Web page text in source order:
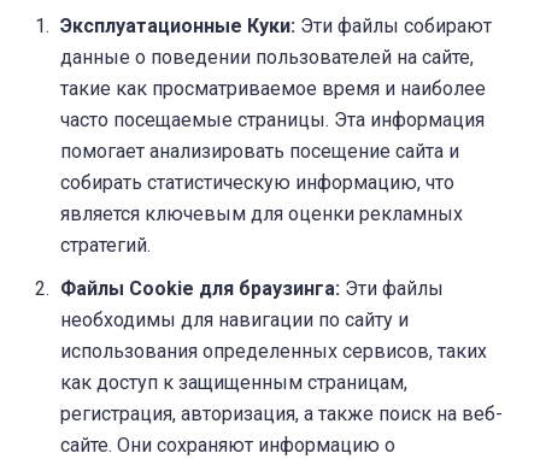
Эксплуатационные Куки: Эти файлы собирают
данные о поведении пользователей на сайте,
такие как просматриваемое время и наиболее
часто посещаемые страницы. Эта информация
помогает анализировать посещение сайта и
собирать статистическую информацию, что
является ключевым для оценки рекламных
стратегий.
Файлы Cookie для браузинга: Эти файлы
необходимы для навигации по сайту и
использования определенных сервисов, таких
как доступ к защищенным страницам,
регистрация, авторизация, а также поиск на веб-
сайте. Они сохраняют информацию о